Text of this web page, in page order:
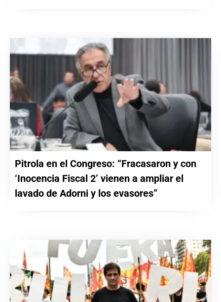
Pitrola en el Congreso: “Fracasaron y con
‘Inocencia Fiscal 2’ vienen a ampliar el
lavado de Adorni y los evasores”